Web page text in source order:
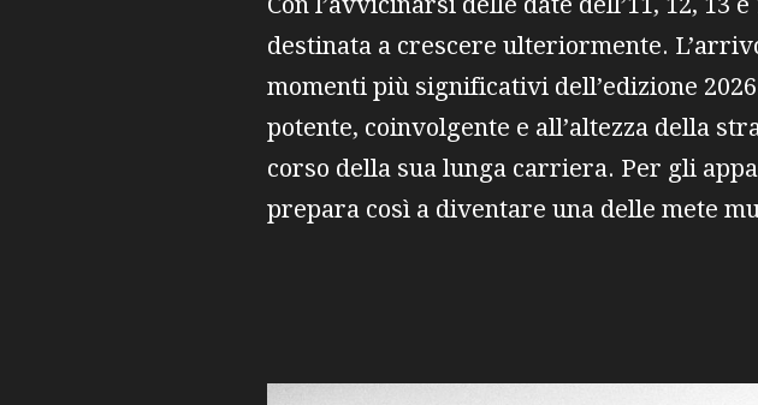
destinata a crescere ulteriormente.
momenti più significativi dell’edizione
potente, coinvolgente e all’altezza della
corso della sua lunga carriera. Per gli
prepara così a diventare una delle mete
A